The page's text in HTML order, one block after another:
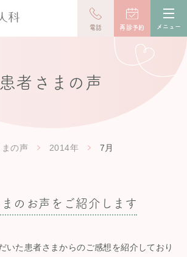
電話 再診予約 メニュー
患者さまの声
まの声 2014年 7月
のお声をご紹介します
いた患者さまからのご感想を紹介しており